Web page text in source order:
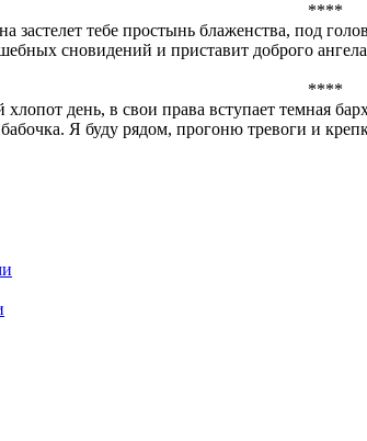
****
застелет тебе простынь блаженства, под
сновидений и приставит доброго
****
день, в свои права вступает темная
бабочка. Я буду рядом, прогоню тревоги и